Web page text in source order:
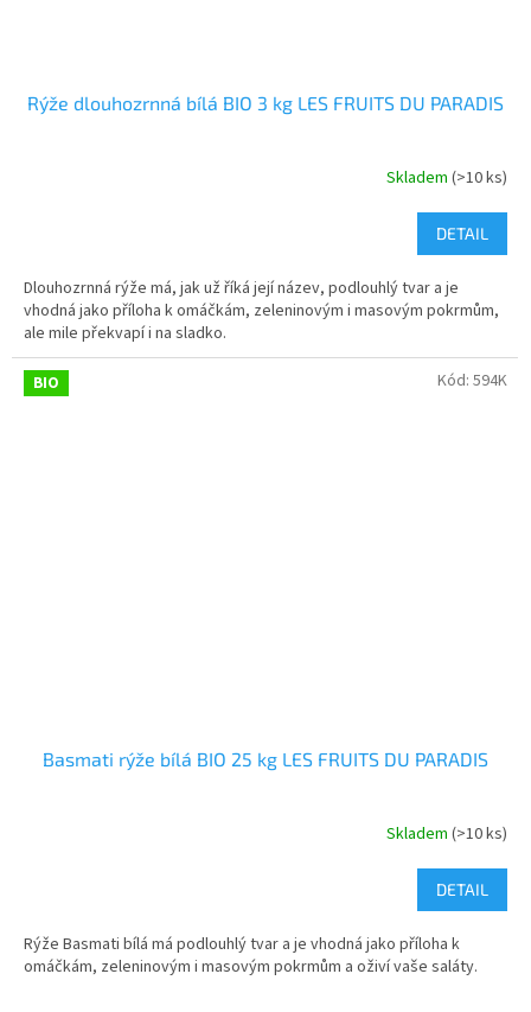
Rýže dlouhozrnná bílá BIO 3 kg LES FRUITS DU PARADIS
Skladem (>10 ks)
DETAIL
Dlouhozrnná rýže má, jak už říká její název, podlouhlý tvar a je
vhodná jako příloha k omáčkám, zeleninovým i masovým pokrmům,
ale mile překvapí i na sladko.
BIO
Basmati rýže bílá BIO 25 kg LES FRUITS DU PARADIS
Skladem (>10 ks)
DETAIL
Rýže Basmati bílá má podlouhlý tvar a je vhodná jako příloha k
omáčkám, zeleninovým i masovým pokrmům a oživí vaše saláty.
Kód: 594K